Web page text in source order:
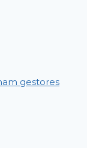
gestores